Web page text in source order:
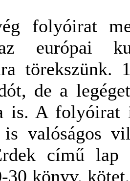
folyóirat
európai
törekszünk.
de a
is. A folyóirat
valóságos
című lap
30 könyv,